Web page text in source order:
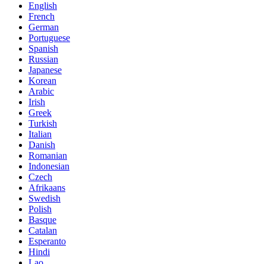
English
French
German
Portuguese
Spanish
Russian
Japanese
Korean
Arabic
Irish
Greek
Turkish
Italian
Danish
Romanian
Indonesian
Czech
Afrikaans
Swedish
Polish
Basque
Catalan
Esperanto
Hindi